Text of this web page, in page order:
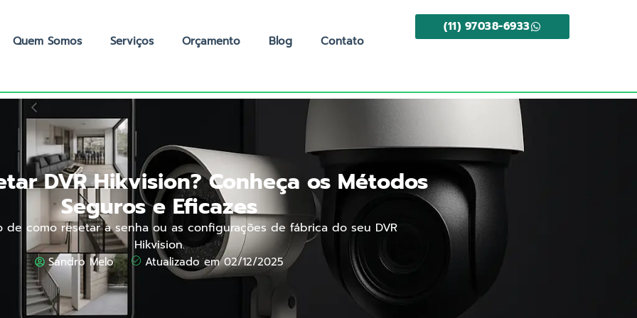
Quem Somos Serviços Orçamento Blog Contato
(11) 97038-6933
DVR Hikvision? Conheça os Métodos
Seguros e Eficazes
de como resetar a senha ou as configurações de fábrica do seu DVR
Hikvision.
Sandro Melo Atualizado em 02/12/2025